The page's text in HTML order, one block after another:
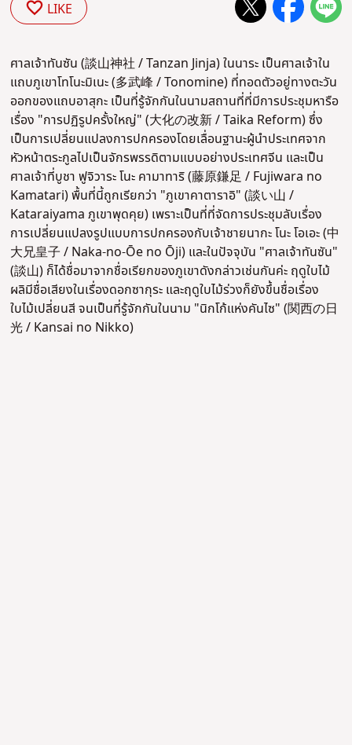
LIKE
ศาลเจ้าทันซัน (談山神社 / Tanzan Jinja) ในนาระ เป็นศาลเจ้าใน
แถบภูเขาโทโนะมิเนะ (多武峰 / Tonomine) ที่ทอดตัวอยู่ทางตะวัน
ออกของแถบอาสุกะ เป็นที่รู้จักกันในนามสถานที่ที่มีการประชุมหารือ
เรื่อง "การปฏิรูปครั้งใหญ่" (大化の改新 / Taika Reform) ซึ่ง
เป็นการเปลี่ยนแปลงการปกครองโดยเลื่อนฐานะผู้นำประเทศจาก
หัวหน้าตระกูลไปเป็นจักรพรรดิตามแบบอย่างประเทศจีน และเป็น
ศาลเจ้าที่บูชา ฟูจิวาระ โนะ คามาทาริ (藤原鎌足 / Fujiwara no
Kamatari) พื้นที่นี้ถูกเรียกว่า "ภูเขาคาตาราอิ" (談い山 /
Kataraiyama ภูเขาพุดคุย) เพราะเป็นที่ที่จัดการประชุมลับเรื่อง
การเปลี่ยนแปลงรูปแบบการปกครองกับเจ้าชายนากะ โนะ โอเอะ (中
大兄皇子 / Naka-no-Ōe no Ōji) และในปัจจุบัน "ศาลเจ้าทันซัน"
(談山) ก็ได้ชื่อมาจากชื่อเรียกของภูเขาดังกล่าวเช่นกันค่ะ ฤดูใบไม้
ผลิมีชื่อเสียงในเรื่องดอกซากุระ และฤดูใบไม้ร่วงก็ยังขึ้นชื่อเรื่อง
ใบไม้เปลี่ยนสี จนเป็นที่รู้จักกันในนาม "นิกโก้แห่งคันไซ" (関西の日
光 / Kansai no Nikko)